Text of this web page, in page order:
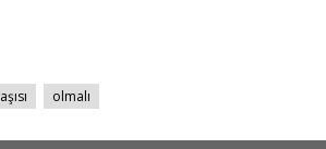
aşısı olmalı